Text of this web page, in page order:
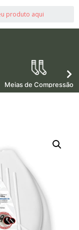
Meias de Compressão